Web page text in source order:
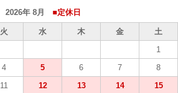
2026年 8月 ■定休日
火 水 木 金
土
1
4 5 6 7
8
11 12 13 14
15